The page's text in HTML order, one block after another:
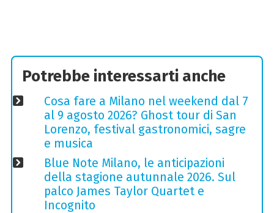
Potrebbe interessarti anche
Cosa fare a Milano nel weekend dal 7
al 9 agosto 2026? Ghost tour di San
Lorenzo, festival gastronomici, sagre
e musica
Blue Note Milano, le anticipazioni
della stagione autunnale 2026. Sul
palco James Taylor Quartet e
Incognito